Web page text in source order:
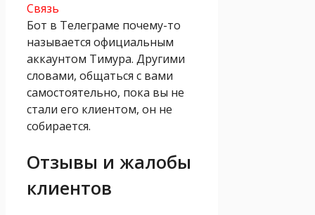
Связь
Бот в Телеграме почему-то
называется официальным
аккаунтом Тимура. Другими
словами, общаться с вами
самостоятельно, пока вы не
стали его клиентом, он не
собирается.
Отзывы и жалобы
клиентов